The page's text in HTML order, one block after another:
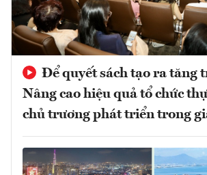
Để quyết sách tạo ra tăng
Nâng cao hiệu quả tổ chức
chủ trương phát triển trong